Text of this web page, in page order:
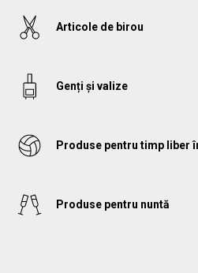
Articole de birou
Genți și valize
Produse pentru timp liber
Produse pentru nuntă